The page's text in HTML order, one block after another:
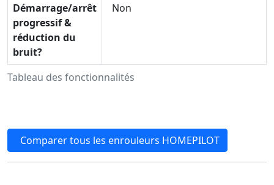
Tableau des fonctionnalités
Démarrage/arrêt
progressif &
réduction du
bruit?
Non
Comparer tous les enrouleurs HOMEPILOT